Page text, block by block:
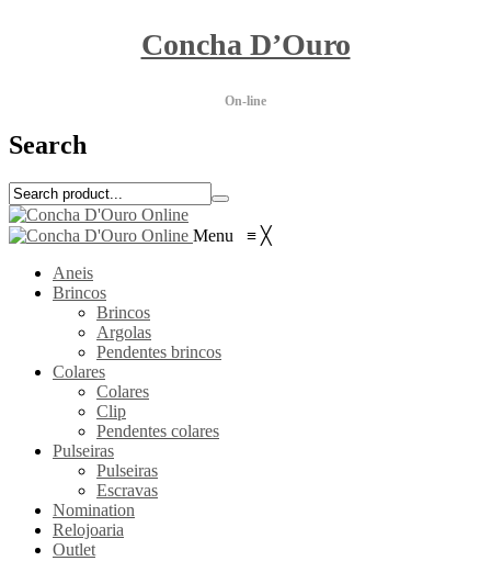
Concha D’Ouro
On-line
Search
Menu ≡ ╳
Aneis
Brincos
Brincos
Argolas
Pendentes brincos
Colares
Colares
Clip
Pendentes colares
Pulseiras
Pulseiras
Escravas
Nomination
Relojoaria
Outlet